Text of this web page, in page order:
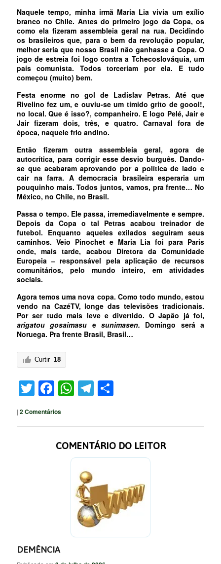
Naquele tempo, minha irmã Maria Lia vivia um exílio
branco no Chile. Antes do primeiro jogo da Copa, os
como ela fizeram assembleia geral na rua. Decidindo
os brasileiros que, para o bem da revolução popular,
melhor seria que nosso Brasil não ganhasse a Copa. O
jogo de estreia foi logo contra a Tchecoslováquia, um
país comunista. Todos torceriam por ela. E tudo
começou (muito) bem.
Festa enorme no gol de Ladislav Petras. Até que
Rivelino fez um, e ouviu-se um tímido grito de goool!,
no local. Que é isso?, companheiro. E logo Pelé, Jair e
Jair fizeram dois, três, e quatro. Carnaval fora de
época, naquele frio andino.
Então fizeram outra assembleia geral, agora de
autocrítica, para corrigir esse desvio burguês. Dando-
se que acabaram aprovando por a política de lado e
cair na farra. A democracia brasileira esperaria um
pouquinho mais. Todos juntos, vamos, pra frente… No
México, no Chile, no Brasil.
Passa o tempo. Ele passa, irremediavelmente e sempre.
Depois da Copa o tal Petras acabou treinador de
futebol. Enquanto aqueles exilados seguiram seus
caminhos. Veio Pinochet e Maria Lia foi para Paris
onde, mais tarde, acabou Diretora da Comunidade
Europeia ‒ responsável pela aplicação de recursos
comunitários, pelo mundo inteiro, em atividades
sociais.
Agora temos uma nova copa. Como todo mundo, estou
vendo na CazéTV, longe das televisões tradicionais.
Por ser tudo mais leve e divertido. O Japão já foi,
arigatou gosaimasu esunimasen. Domingo será a
Noruega. Pra frente Brasil, Brasil…
Curtir 18
Twitter
Facebook
WhatsApp
Telegram
|2Comentários
COMENTÁRIO DO LEITOR
DEMÊNCIA